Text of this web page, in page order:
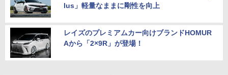
lus」軽量なままに剛性を向上
レイズのプレミアムカー向けブランドHOMUR
Aから「2×9R」が登場！